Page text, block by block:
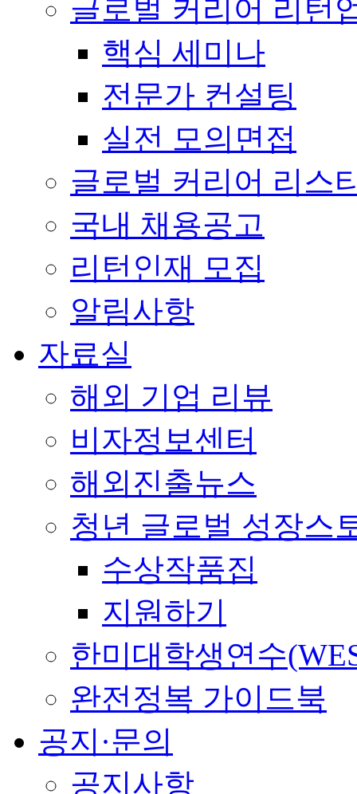
글로벌 커리어 리턴
핵심 세미나
전문가 컨설팅
실전 모의면접
글로벌 커리어 리스
국내 채용공고
리턴인재 모집
알림사항
자료실
해외 기업 리뷰
비자정보센터
해외진출뉴스
청년 글로벌 성장스
수상작품집
지원하기
한미대학생연수
완전정복 가이드북
공지·문의
공지사항